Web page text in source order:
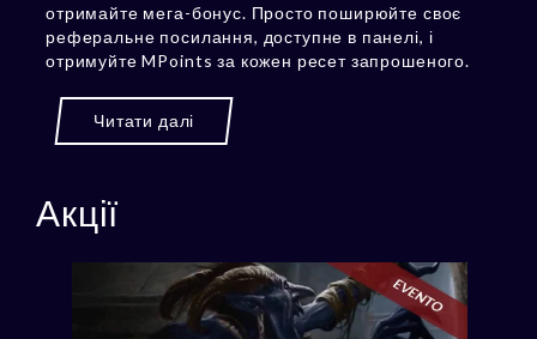
отримайте мега-бонус. Просто поширюйте своє
реферальне посилання, доступне в панелі, і
отримуйте MPoints за кожен ресет запрошеного.
Читати далі
Акції